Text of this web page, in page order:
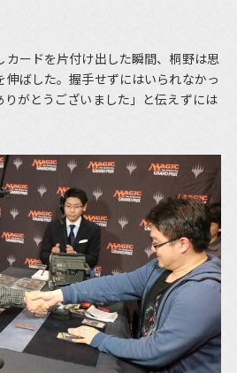
ードを片付け出した瞬間、桐野は思
伸ばした。握手せずにはいられなかっ
りがとうございました」と伝えずには